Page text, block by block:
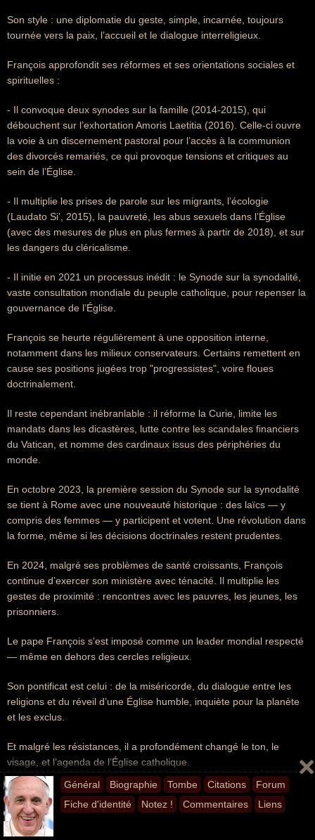
Général Biographie Tombe Citations
Forum
Fiche d'identité
Notez ! Commentaires Liens
Son style : une diplomatie du geste, simple, incarnée, toujours
tournée vers la paix, l’accueil et le dialogue interreligieux.
François approfondit ses réformes et ses orientations sociales et
spirituelles :
- Il convoque deux synodes sur la famille (2014-2015), qui
débouchent sur l’exhortation Amoris Laetitia (2016). Celle-ci ouvre
la voie à un discernement pastoral pour l’accès à la communion
des divorcés remariés, ce qui provoque tensions et critiques au
sein de l’Église.
- Il multiplie les prises de parole sur les migrants, l’écologie
(Laudato Si’, 2015), la pauvreté, les abus sexuels dans l’Église
(avec des mesures de plus en plus fermes à partir de 2018), et sur
les dangers du cléricalisme.
- Il initie en 2021 un processus inédit : le Synode sur la synodalité,
vaste consultation mondiale du peuple catholique, pour repenser la
gouvernance de l’Église.
François se heurte régulièrement à une opposition interne,
notamment dans les milieux conservateurs. Certains remettent en
cause ses positions jugées trop "progressistes", voire floues
doctrinalement.
Il reste cependant inébranlable : il réforme la Curie, limite les
mandats dans les dicastères, lutte contre les scandales financiers
du Vatican, et nomme des cardinaux issus des périphéries du
monde.
En octobre 2023, la première session du Synode sur la synodalité
se tient à Rome avec une nouveauté historique : des laïcs — y
compris des femmes — y participent et votent. Une révolution dans
la forme, même si les décisions doctrinales restent prudentes.
En 2024, malgré ses problèmes de santé croissants, François
continue d’exercer son ministère avec ténacité. Il multiplie les
gestes de proximité : rencontres avec les pauvres, les jeunes, les
prisonniers.
Le pape François s’est imposé comme un leader mondial respecté
— même en dehors des cercles religieux.
Son pontificat est celui : de la miséricorde, du dialogue entre les
religions et du réveil d’une Église humble, inquiète pour la planète
et les exclus.
Et malgré les résistances, il a profondément changé le ton, le
visage, et l’agenda de l’Église catholique.
Le Pape François est mort le lundi 21 avril 2025, à l'âge de 88 ans,
au Vatican.
Source :fr.wikipedia.org